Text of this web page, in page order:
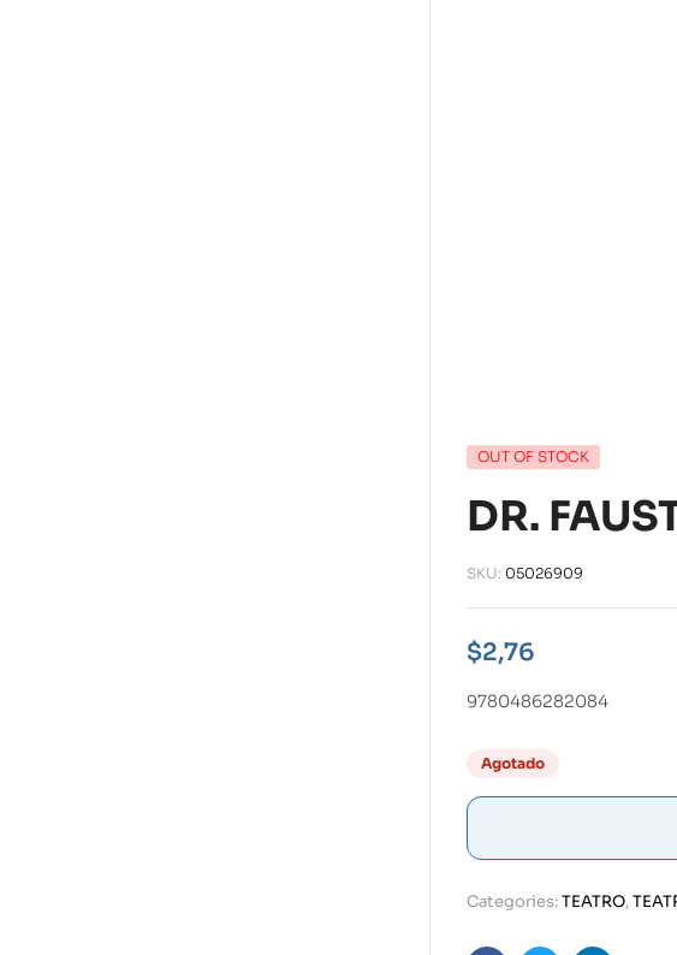
OUT OF STOCK
DR.
SKU: 05026909
$2,76
9780486282084
Agotado
Categories:TEATRO,